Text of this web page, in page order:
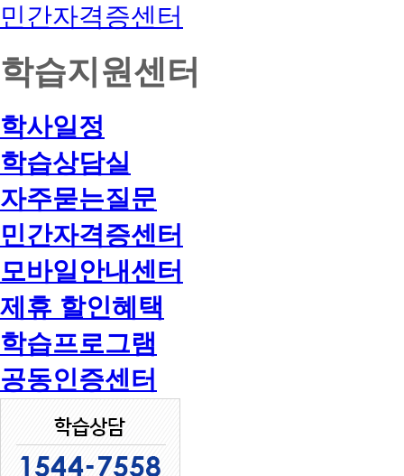
민간자격증센터
학습지원센터
학사일정
학습상담실
자주묻는질문
민간자격증센터
모바일안내센터
제휴 할인혜택
학습프로그램
공동인증센터